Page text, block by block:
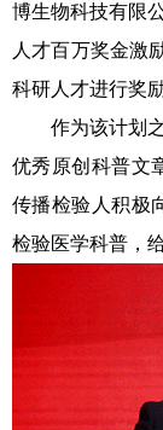
博生物科技有限
人才百万奖金激
科研人才进行奖励
作为该计划
优秀原创科普文
传播检验人积极
检验医学科普，